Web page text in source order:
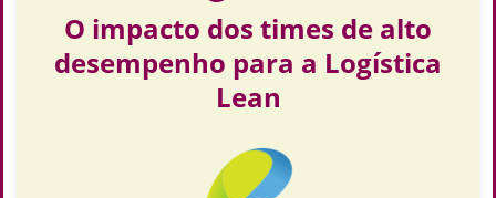
O impacto dos times de alto
desempenho para a Logística
Lean